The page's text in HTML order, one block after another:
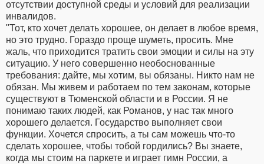
отсутствии доступной среды и условий для реализации
инвалидов.
"Тот, кто хочет делать хорошее, он делает в любое время,
но это трудно. Гораздо проще шуметь, просить. Мне
жаль, что приходится тратить свои эмоции и силы на эту
ситуацию. У него совершенно необоснованные
требования: дайте, мы хотим, вы обязаны. Никто нам не
обязан. Мы живем и работаем по тем законам, которые
существуют в Тюменской области и в России. Я не
понимаю таких людей, как Романов, у нас так много
хорошего делается. Государство выполняет свои
функции. Хочется спросить, а ты сам можешь что-то
сделать хорошее, чтобы тобой гордились? Вы знаете,
когда мы стоим на паркете и играет гимн России, а